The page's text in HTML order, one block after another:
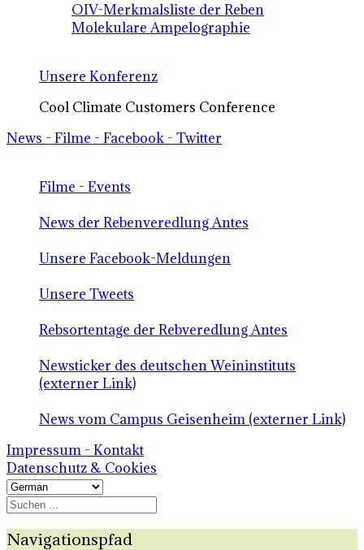
OIV-Merkmalsliste der Reben
Molekulare Ampelographie
Unsere Konferenz
Cool Climate Customers Conference
News - Filme - Facebook - Twitter
Filme - Events
News der Rebenveredlung Antes
Unsere Facebook-Meldungen
Unsere Tweets
Rebsortentage der Rebveredlung Antes
Newsticker des deutschen Weininstituts
(externer Link)
News vom Campus Geisenheim (externer Link)
Impressum - Kontakt
Datenschutz & Cookies
Navigationspfad